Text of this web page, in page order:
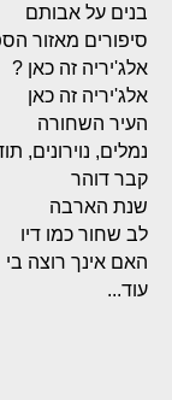
בנים על אבותם
סיפורים מאזור
אלג'יריה זה כאן ?
אלג'יריה זה כאן
העיר השחורה
נמלים, נוירונים,
קבר דוהר
שנת הארבה
לב שחור כמו דיו
האם אינך רוצה בי
עוד...